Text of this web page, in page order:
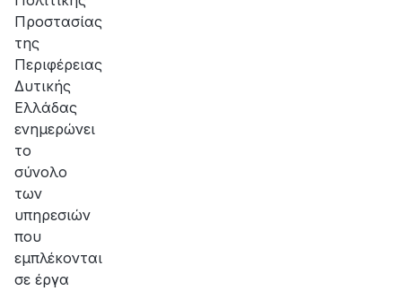
Προστασίας
της
Περιφέρειας
Δυτικής
Ελλάδας
ενημερώνει
το
σύνολο
των
υπηρεσιών
που
εμπλέκονται
σε έργα